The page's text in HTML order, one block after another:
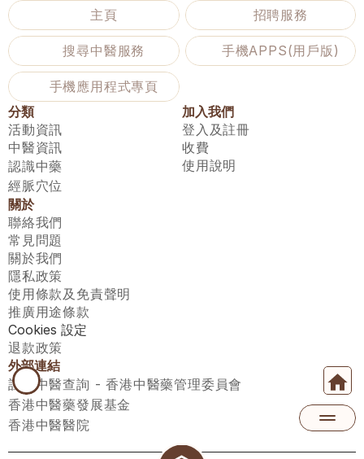
主頁
招聘服務
搜尋中醫服務 手機APPS(用戶版)
手機應用程式專頁
分類
活動資訊
中醫資訊
認識中藥
經脈穴位
加入我們
登入及註冊
收費
使用說明
關於
聯絡我們
常見問題
關於我們
隱私政策
使用條款及免責聲明
推廣用途條款
Cookies 設定
退款政策
外部連結
註冊中醫查詢 - 香港中醫藥管理委員會
香港中醫藥發展基金
香港中醫醫院